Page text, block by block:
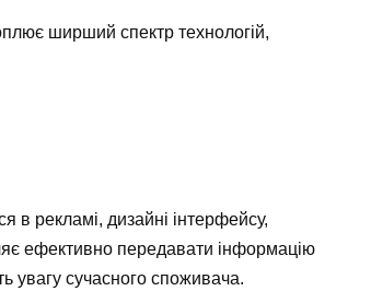
ширший спектр технологій,
в рекламі, дизайні інтерфейсу,
ефективно передавати інформацію
увагу сучасного споживача.